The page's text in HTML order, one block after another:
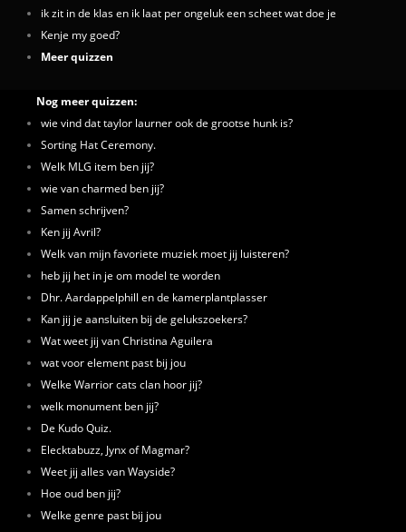
ik zit in de klas en ik laat per ongeluk een scheet wat doe je
Kenje my goed?
Meer quizzen
Nog meer quizzen:
wie vind dat taylor laurner ook de grootse hunk is?
Sorting Hat Ceremony.
Welk MLG item ben jij?
wie van charmed ben jij?
Samen schrijven?
Ken jij Avril?
Welk van mijn favoriete muziek moet jij luisteren?
heb jij het in je om model te worden
Dhr. Aardappelphill en de kamerplantplasser
Kan jij je aansluiten bij de gelukszoekers?
Wat weet jij van Christina Aguilera
wat voor element past bij jou
Welke Warrior cats clan hoor jij?
welk monument ben jij?
De Kudo Quiz.
Elecktabuzz, Jynx of Magmar?
Weet jij alles van Wayside?
Hoe oud ben jij?
Welke genre past bij jou